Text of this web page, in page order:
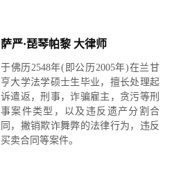
萨严·琵琴帕黎 大律师
于佛历2548年(即公历2005年)在兰甘
亨大学法学硕士生毕业， 擅长处理起
诉遣返，刑事，诈骗雇主，贪污等刑
事案件类型，以及违反遗产分割合
同，撇销欺诈舞弊的法律行为，违反
买卖合同等案件。